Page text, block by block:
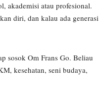
akademisi atau profesional.
diri, dan kalau ada generasi
sosok Om Frans Go. Beliau
kesehatan, seni budaya,